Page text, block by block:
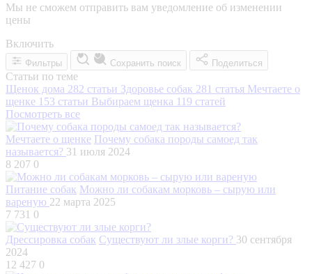
Мы не сможем отправить вам уведомление об изменении
цены
Включить
Фильтры Сохранить поиск Поделиться
Статьи по теме
Щенок дома 282 статьи Здоровье собак 281 статья Мечтаете о
щенке 153 статьи Выбираем щенка 119 статей
Посмотреть все
Мечтаете о щенке Почему собака породы самоед так
называется? 31 июля 2024
8 207 0
Питание собак Можно ли собакам морковь – сырую или
вареную 22 марта 2025
7 731 0
Дрессировка собак Существуют ли злые корги? 30 сентября
2024
12 427 0